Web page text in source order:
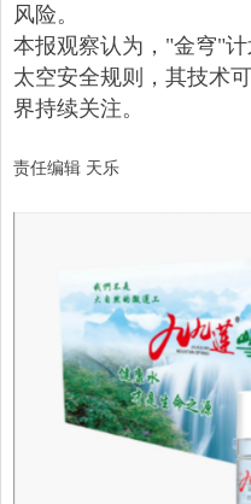
风险。
本报观察认为，"金穹"
太空安全规则，其技术
界持续关注。
责任编辑 天乐